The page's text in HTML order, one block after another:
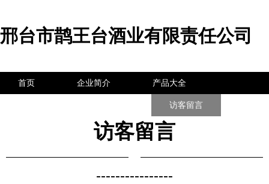
邢台市鹊王台酒业有限责任公司
首页 企业简介 产品大全
访客留言
访客留言
----------------